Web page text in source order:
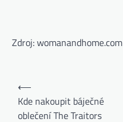
Zdroj: womanandhome.com
⟵
Kde nakoupit báječné
oblečení The Traitors